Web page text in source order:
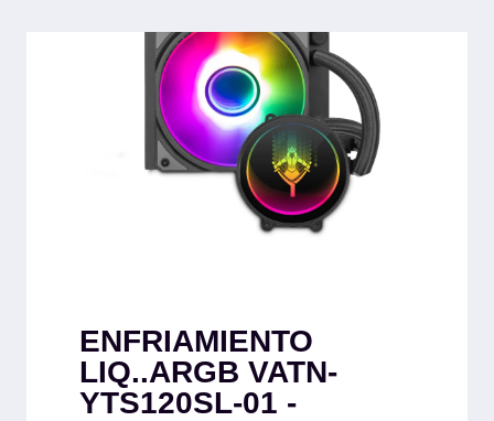
ENFRIAMIENTO
LIQ..ARGB VATN-
YTS120SL-01 -